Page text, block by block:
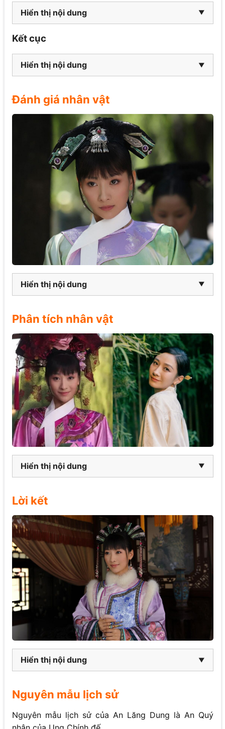
Hiển thị nội dung
Kết cục
Hiển thị nội dung
Đánh giá nhân vật
Hiển thị nội dung
Phân tích nhân vật
Hiển thị nội dung
Lời kết
Hiển thị nội dung
Nguyên mẫu lịch sử
Nguyên mẫu lịch sử của An Lăng Dung là An Quý